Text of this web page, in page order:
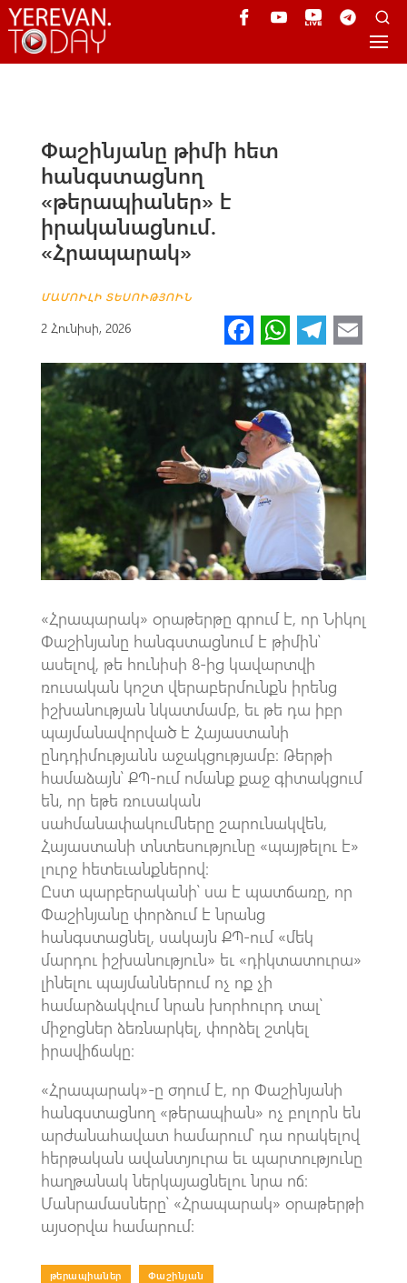
Փաշինյանը թիմի հետ
հանգստացնող
«թերապիաներ» է
իրականացնում.
«Հրապարակ»
ՄԱՄՈՒԼԻ ՏԵՍՈՒԹՅՈՒՆ
2 Հունիսի, 2026 Fa
ce
b
o
o
k
W
h
at
s
A
p
p
Te
le
gr
a
m
m
ail
«Հրապարակ» օրաթերթը գրում է, որ Նիկոլ
Փաշինյանը հանգստացնում է թիմին՝
ասելով, թե հունիսի 8-ից կավարտվի
ռուսական կոշտ վերաբերմունքն իրենց
իշխանության նկատմամբ, եւ թե դա իբր
պայմանավորված է Հայաստանի
ընդդիմությանն աջակցությամբ։ Թերթի
համաձայն՝ ՔՊ-ում ոմանք քաջ գիտակցում
են, որ եթե ռուսական
սահմանափակումները շարունակվեն,
Հայաստանի տնտեսությունը «պայթելու է»
լուրջ հետեւանքներով։
Ըստ պարբերականի՝ սա է պատճառը, որ
Փաշինյանը փորձում է նրանց
հանգստացնել, սակայն ՔՊ-ում «մեկ
մարդու իշխանություն» եւ «դիկտատուրա»
լինելու պայմաններում ոչ ոք չի
համարձակվում նրան խորհուրդ տալ՝
միջոցներ ձեռնարկել, փորձել շտկել
իրավիճակը։
«Հրապարակ»-ը σηում է, որ Փաշինյանի
հանգստացնող «թերապիան» ոչ բոլորն են
արժանահավատ համարում՝ դա որակելով
հերթական ավանտյուրա եւ պարտությունը
հաղթանակ ներկայացնելու նրա ոճ։
Մանրամասները՝ «Հրապարակ» օրաթերթի
այսօրվա համարում։
թերապիաներ Փաշինյան